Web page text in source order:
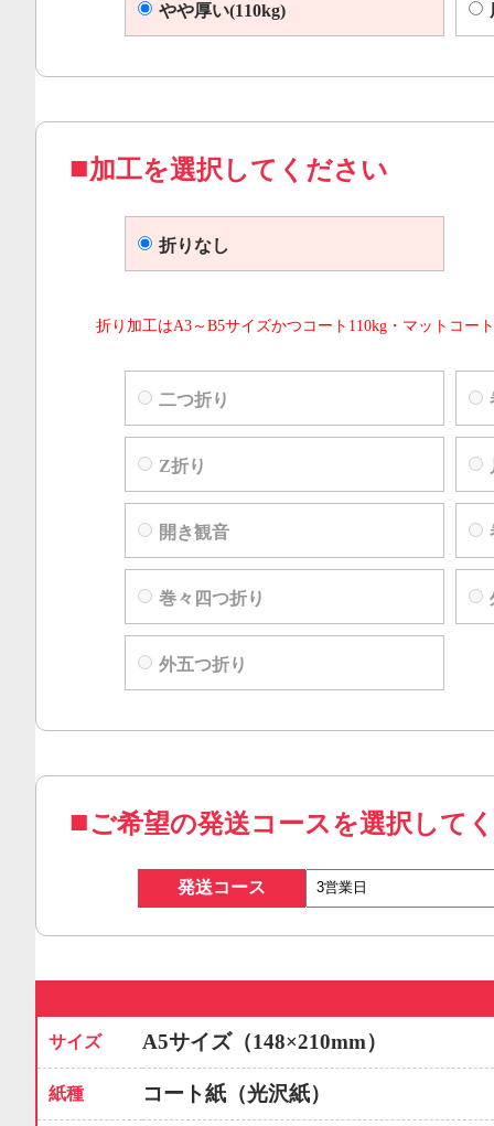
やや厚い(110kg)
加工を選択してください
折りなし
折り加工はA3～B5サイズかつコート110kg・マットコー
二つ折り
Z折り
開き観音
巻々四つ折り
外五つ折り
ご希望の発送コースを選択して
発送コース
サイズ A5サイズ（148×210mm）
紙種 コート紙（光沢紙）